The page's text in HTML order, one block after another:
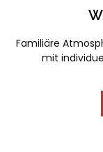
Familiäre
mit